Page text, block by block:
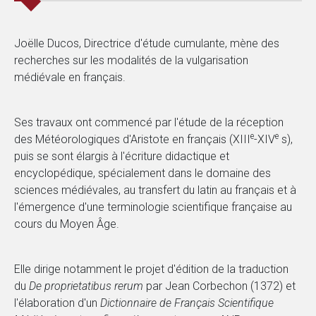
Joëlle Ducos, Directrice d'étude cumulante, mène des
recherches sur les modalités de la vulgarisation
médiévale en français.
Ses travaux ont commencé par l'étude de la réception
des Météorologiques d'Aristote en français (XIIIe-XIVe s),
puis se sont élargis à l'écriture didactique et
encyclopédique, spécialement dans le domaine des
sciences médiévales, au transfert du latin au français et à
l'émergence d'une terminologie scientifique française au
cours du Moyen Âge.
Elle dirige notamment le projet d'édition de la traduction
du De proprietatibus rerum par Jean Corbechon (1372) et
l'élaboration d'un Dictionnaire de Français Scientifique